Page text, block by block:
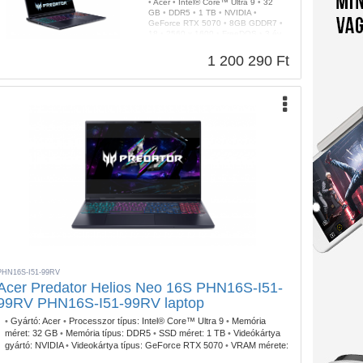
• Acer • Intel® Core™ Ultra 9 • 32
GB • DDR5 • 1 TB • NVIDIA •
GeForce RTX 5070 • 8GB GDDR7 •
3,00 kg1 200 290 Ft
I51-99RV
Predator Helios Neo 16S PHN16S-I51-
PHN16S-I51-99RV laptop
• Gyártó: Acer • Processzor típus: Intel® Core™ Ultra 9 • Memória
méret: 32 GB • Memória típus: DDR5 • SSD méret: 1 TB • Videókártya
gyártó: NVIDIA • Videokártya típus: GeForce RTX 5070 • VRAM mérete: